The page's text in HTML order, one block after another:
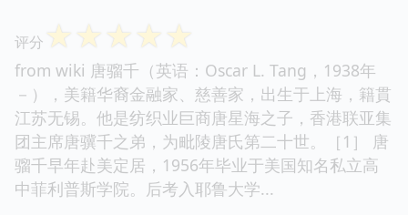
评分 ☆☆☆☆☆
from wiki 唐骝千（英语：Oscar L. Tang，1938年
－），美籍华裔金融家、慈善家，出生于上海，籍貫
江苏无锡。他是纺织业巨商唐星海之子，香港联亚集
团主席唐骥千之弟，为毗陵唐氏第二十世。［1］ 唐
骝千早年赴美定居，1956年毕业于美国知名私立高
中菲利普斯学院。后考入耶鲁大学...